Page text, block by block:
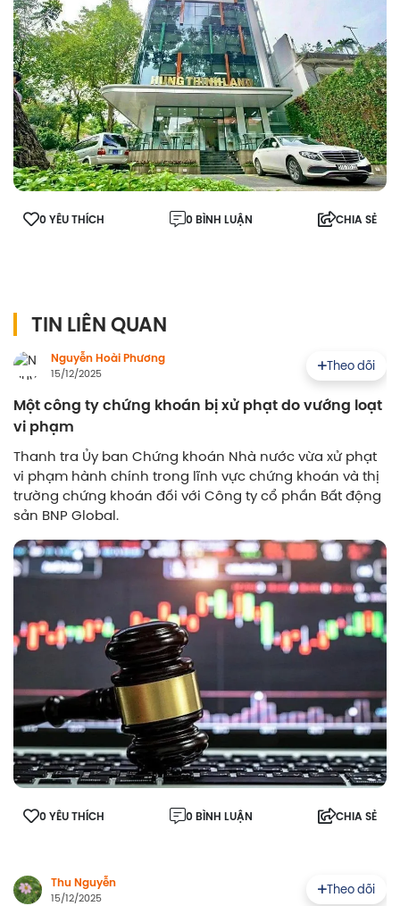
0 YÊU THÍCH 0 BÌNH LUẬN CHIA SẺ
TIN LIÊN QUAN
Nguyễn Hoài Phương
15/12/2025
Theo dõi
Một công ty chứng khoán bị xử phạt do vướng loạt
vi phạm
Thanh tra Ủy ban Chứng khoán Nhà nước vừa xử phạt
vi phạm hành chính trong lĩnh vực chứng khoán và thị
trường chứng khoán đối với Công ty cổ phần Bất động
sản BNP Global.
0 YÊU THÍCH 0 BÌNH LUẬN CHIA SẺ
Thu Nguyễn
15/12/2025
Theo dõi